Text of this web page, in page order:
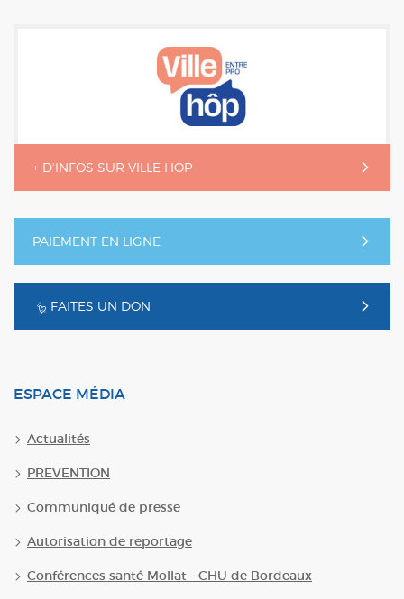
+ D'INFOS SUR VILLE HOP
PAIEMENT EN LIGNE
FAITES UN DON
ESPACE MÉDIA
Actualités
PREVENTION
Communiqué de presse
Autorisation de reportage
Conférences santé Mollat - CHU de Bordeaux